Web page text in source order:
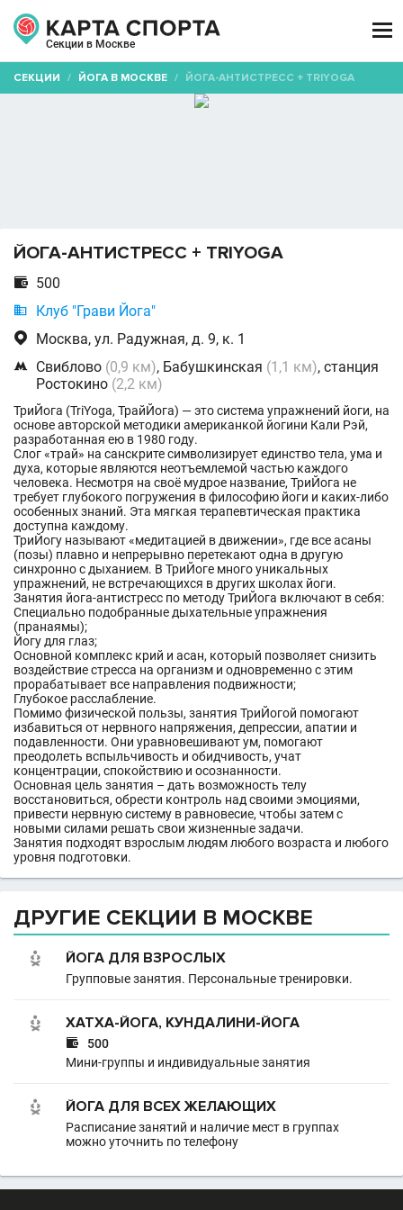
Секции в Москве

СЕКЦИИ / ЙОГА В МОСКВЕ / ЙОГА-АНТИСТРЕСС + TRIYOGA
ЙОГА-АНТИСТРЕСС + TRIYOGA
 500
 Клуб "Грави Йога"
 Москва, ул. Радужная, д. 9, к. 1
 Свиблово (0,9 км), Бабушкинская (1,1 км), станция
Ростокино (2,2 км)
ТриЙога (TriYoga, ТрайЙога) — это система упражнений йоги, на
основе авторской методики американкой йогини Кали Рэй,
разработанная ею в 1980 году.
Слог «трай» на санскрите символизирует единство тела, ума и
духа, которые являются неотъемлемой частью каждого
человека. Несмотря на своё мудрое название, ТриЙога не
требует глубокого погружения в философию йоги и каких-либо
особенных знаний. Эта мягкая терапевтическая практика
доступна каждому.
ТриЙогу называют «медитацией в движении», где все асаны
(позы) плавно и непрерывно перетекают одна в другую
синхронно с дыханием. В ТриЙоге много уникальных
упражнений, не встречающихся в других школах йоги.
Занятия йога-антистресс по методу ТриЙога включают в себя:
Специально подобранные дыхательные упражнения
(пранаямы);
Йогу для глаз;
Основной комплекс крий и асан, который позволяет снизить
воздействие стресса на организм и одновременно с этим
прорабатывает все направления подвижности;
Глубокое расслабление.
Помимо физической пользы, занятия ТриЙогой помогают
избавиться от нервного напряжения, депрессии, апатии и
подавленности. Они уравновешивают ум, помогают
преодолеть вспыльчивость и обидчивость, учат
концентрации, спокойствию и осознанности.
Основная цель занятия – дать возможность телу
восстановиться, обрести контроль над своими эмоциями,
привести нервную систему в равновесие, чтобы затем с
новыми силами решать свои жизненные задачи.
Занятия подходят взрослым людям любого возраста и любого
уровня подготовки.
ДРУГИЕ СЕКЦИИ В МОСКВЕ
ЙОГА ДЛЯ ВЗРОСЛЫХ
Групповые занятия. Персональные тренировки.
ХАТХА-ЙОГА, КУНДАЛИНИ-ЙОГА

500
Мини-группы и индивидуальные занятия
ЙОГА ДЛЯ ВСЕХ ЖЕЛАЮЩИХ
Расписание занятий и наличие мест в группах
можно уточнить по телефону